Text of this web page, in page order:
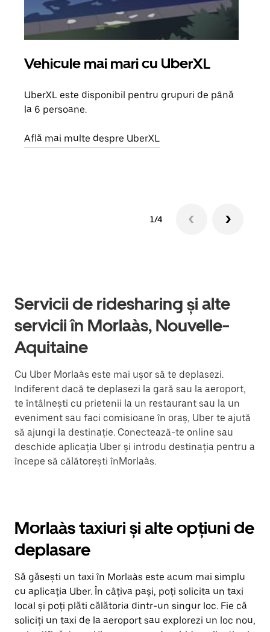
Vehicule mai mari cu UberXL
UberXL este disponibil pentru grupuri de până
la 6 persoane.
Află mai multe despre UberXL
1/4
Servicii de ridesharing și alte
servicii în Morlaàs, Nouvelle-
Aquitaine
Cu Uber Morlaàs este mai ușor să te deplasezi.
Indiferent dacă te deplasezi la gară sau la aeroport,
te întâlnești cu prietenii la un restaurant sau la un
eveniment sau faci comisioane în oraș, Uber te ajută
să ajungi la destinație. Conectează-te online sau
deschide aplicația Uber și introdu destinația pentru a
începe să călătorești înMorlaàs.
Morlaàs taxiuri și alte opțiuni de
deplasare
Să găsești un taxi în Morlaàs este acum mai simplu
cu aplicația Uber. În câțiva pași, poți solicita un taxi
local și poți plăti călătoria dintr-un singur loc. Fie că
soliciți un taxi de la aeroport sau explorezi un loc nou,